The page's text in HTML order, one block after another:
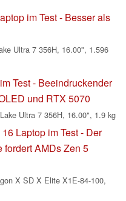
im Test - Besser als
Ultra 7 356H, 16.00", 1.596
Test - Beeindruckender
und RTX 5070
Ultra 7 356H, 16.00", 1.9 kg
Laptop im Test - Der
AMDs Zen 5
X SD X Elite X1E-84-100,